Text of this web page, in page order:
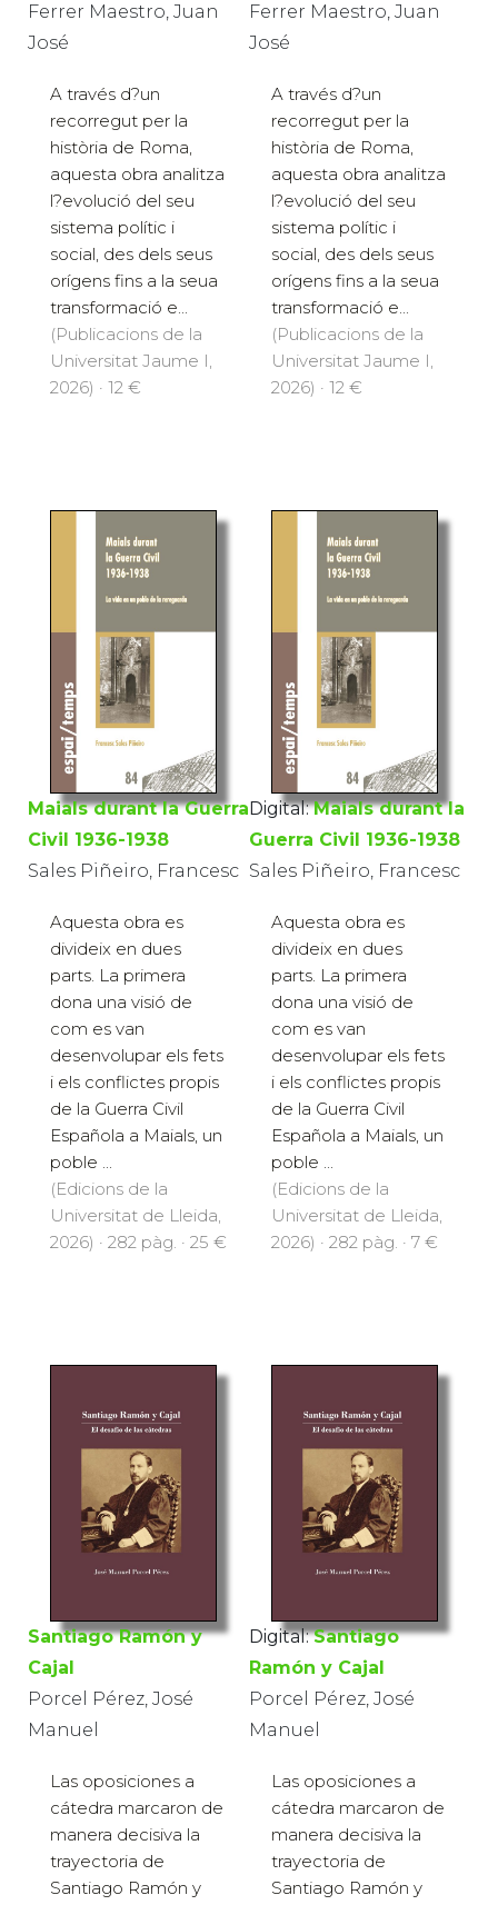
Ferrer Maestro, Juan
José
A través d?un
recorregut per la
història de Roma,
aquesta obra analitza
l?evolució del seu
sistema polític i
social, des dels seus
orígens fins a la seua
transformació e...
(Publicacions de la
Universitat Jaume I,
2026) · 12 €
Ferrer Maestro, Juan
José
A través d?un
recorregut per la
història de Roma,
aquesta obra analitza
l?evolució del seu
sistema polític i
social, des dels seus
orígens fins a la seua
transformació e...
(Publicacions de la
Universitat Jaume I,
2026) · 12 €
Maials durant la Guerra
Civil 1936-1938
Sales Piñeiro, Francesc
Aquesta obra es
divideix en dues
parts. La primera
dona una visió de
com es van
desenvolupar els fets
i els conflictes propis
de la Guerra Civil
Española a Maials, un
poble ...
(Edicions de la
Universitat de Lleida,
2026) · 282 pàg. · 25 €
Digital: Maials durant la
Guerra Civil 1936-1938
Sales Piñeiro, Francesc
Aquesta obra es
divideix en dues
parts. La primera
dona una visió de
com es van
desenvolupar els fets
i els conflictes propis
de la Guerra Civil
Española a Maials, un
poble ...
(Edicions de la
Universitat de Lleida,
2026) · 282 pàg. · 7 €
Santiago Ramón y
Cajal
Porcel Pérez, José
Manuel
Las oposiciones a
cátedra marcaron de
manera decisiva la
trayectoria de
Santiago Ramón y
Digital: Santiago
Ramón y Cajal
Porcel Pérez, José
Manuel
Las oposiciones a
cátedra marcaron de
manera decisiva la
trayectoria de
Santiago Ramón y